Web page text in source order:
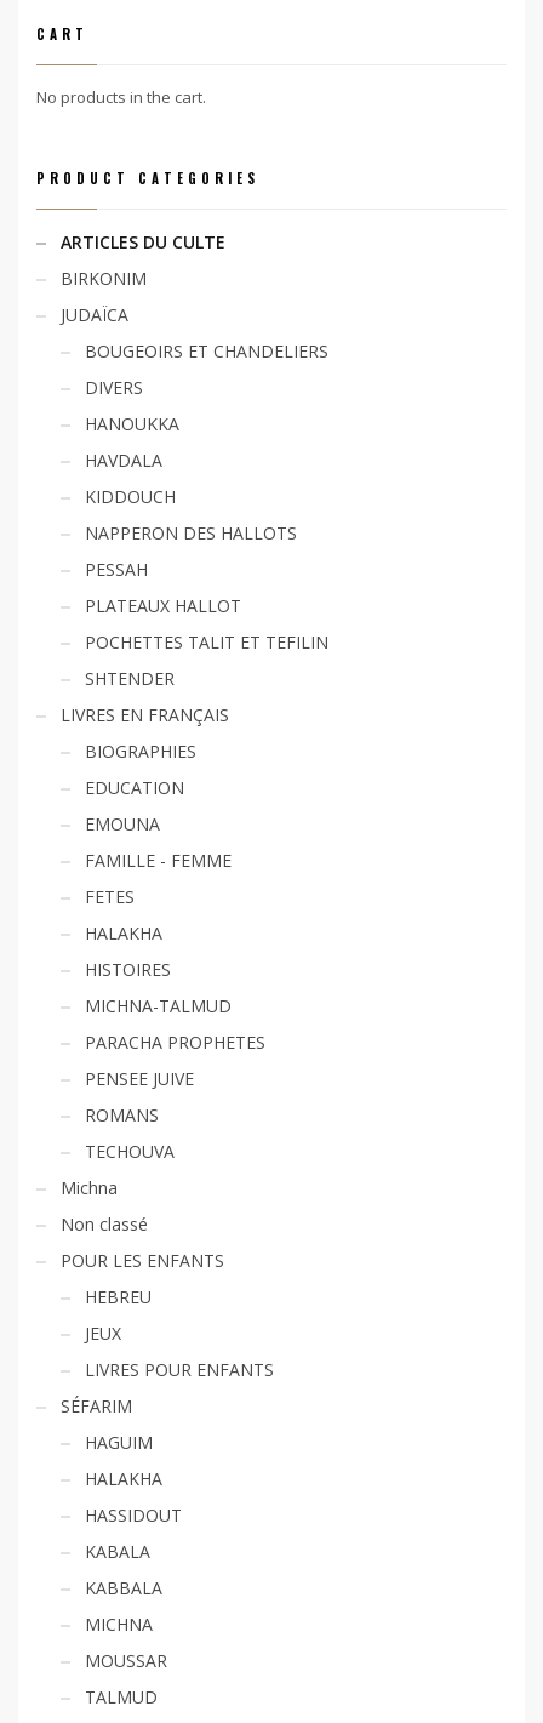
CART
No products in the cart.
PRODUCT CATEGORIES
ARTICLES DU CULTE
BIRKONIM
JUDAÏCA
BOUGEOIRS ET CHANDELIERS
DIVERS
HANOUKKA
HAVDALA
KIDDOUCH
NAPPERON DES HALLOTS
PESSAH
PLATEAUX HALLOT
POCHETTES TALIT ET TEFILIN
SHTENDER
LIVRES EN FRANÇAIS
BIOGRAPHIES
EDUCATION
EMOUNA
FAMILLE - FEMME
FETES
HALAKHA
HISTOIRES
MICHNA-TALMUD
PARACHA PROPHETES
PENSEE JUIVE
ROMANS
TECHOUVA
Michna
Non classé
POUR LES ENFANTS
HEBREU
JEUX
LIVRES POUR ENFANTS
SÉFARIM
HAGUIM
HALAKHA
HASSIDOUT
KABALA
KABBALA
MICHNA
MOUSSAR
TALMUD